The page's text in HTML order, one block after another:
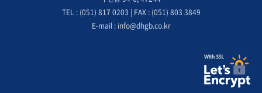
TEL : (051) 817 0203 | FAX : (051) 803 3849
E-mail : info@dhgb.co.kr